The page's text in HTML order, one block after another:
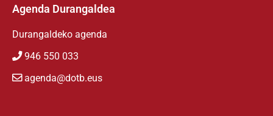
Agenda Durangaldea
Durangaldeko agenda
946 550 033
agenda@dotb.eus